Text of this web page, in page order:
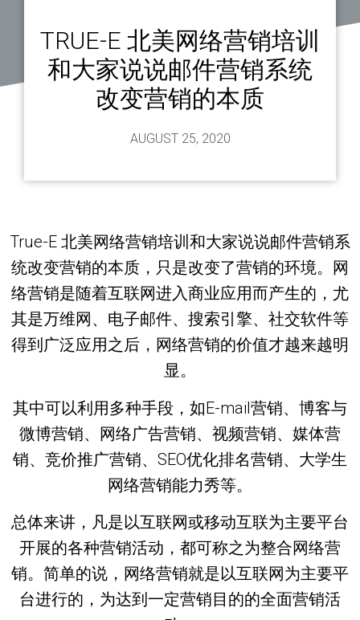
TRUE-E 北美网络营销培训
和大家说说邮件营销系统
改变营销的本质
AUGUST 25, 2020
True-E 北美网络营销培训和大家说说邮件营销系
统改变营销的本质，只是改变了营销的环境。网
络营销是随着互联网进入商业应用而产生的，尤
其是万维网、电子邮件、搜索引擎、社交软件等
得到广泛应用之后，网络营销的价值才越来越明
显。
其中可以利用多种手段，如E-mail营销、博客与
微博营销、网络广告营销、视频营销、媒体营
销、竞价推广营销、SEO优化排名营销、大学生
网络营销能力秀等。
总体来讲，凡是以互联网或移动互联为主要平台
开展的各种营销活动，都可称之为整合网络营
销。简单的说，网络营销就是以互联网为主要平
台进行的，为达到一定营销目的的全面营销活